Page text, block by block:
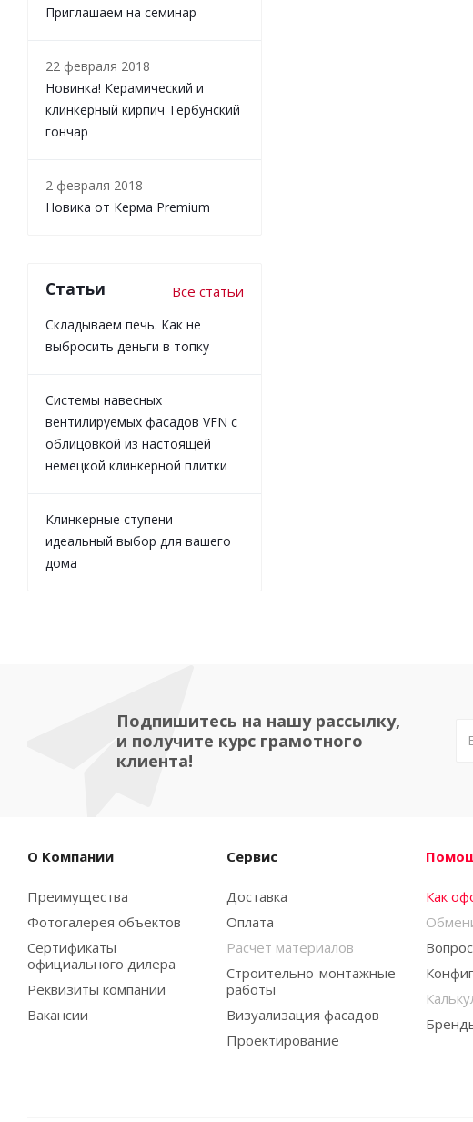
Приглашаем на семинар
22 февраля 2018
Новинка! Керамический и
клинкерный кирпич Тербунский
гончар
2 февраля 2018
Новика от Керма Premium
Статьи Все статьи
Складываем печь. Как не
выбросить деньги в топку
Системы навесных
вентилируемых фасадов VFN с
облицовкой из настоящей
немецкой клинкерной плитки
Клинкерные ступени –
идеальный выбор для вашего
дома
Подпишитесь на нашу рассылку,
и получите курс грамотного
клиента!
О Компании
Преимущества
Фотогалерея объектов
Сертификаты
официального дилера
Реквизиты компании
Вакансии
Сервис
Доставка
Оплата
Расчет материалов
Строительно-монтажные
работы
Визуализация фасадов
Проектирование
Как